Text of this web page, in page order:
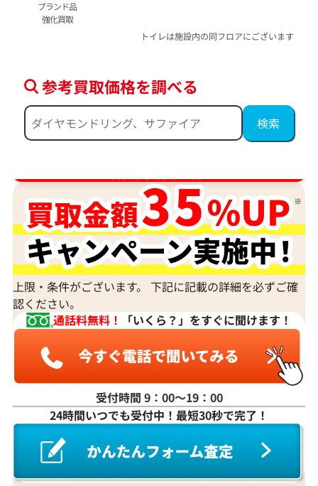
ブランド品
強化買取
トイレは施設内の同フロアにございます
参考買取価格を調べる
上限・条件がございます。 下記に記載の詳細を必ずご確
認ください。
通話料無料！
「いくら？」をすぐに聞けます！
受付時間 9：00〜19：00
24時間いつでも受付中！最短30秒で完了！